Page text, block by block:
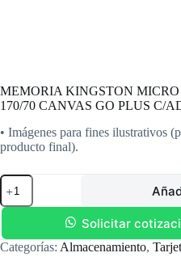
MEMORIA KINGSTON MICRO
170/70 CANVAS GO PLUS C/
• Imágenes para fines ilustrativos
producto final).
MEMORIA
KINGSTON
MICRO
64GB
SDCG3/64GB
Solicitar
Categorías: Almacenamiento,